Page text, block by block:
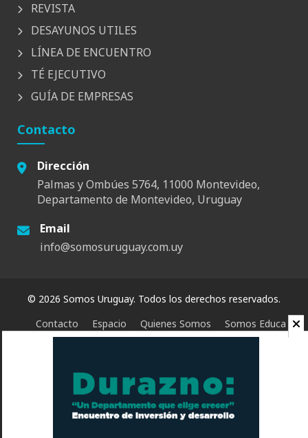
REVISTA
DESAYUNOS UTILES
LÍNEA DE ENCUENTRO
TÉ EJECUTIVO
GUÍA DE EMPRESAS
Contacto
Dirección
Palmas y Ombúes 5764, 11000 Montevideo,
Departamento de Montevideo, Uruguay
Email
info@somosuruguay.com.uy
© 2026 Somos Uruguay. Todos los derechos reservados.
Contacto
Espacio Quienes Somos Somos Educa